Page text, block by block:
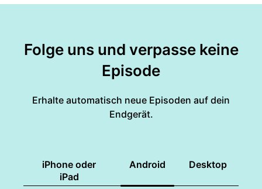
im Nahost, im Irankrieg ist mein Flug gestrichen
Vietnam fest.
Deswegen müssen wir diesmal,
nehmen
aus im Energierecht und du bist auch Hörer der
Energiezone.
Folge uns und verpasse keine
Episode
Erhalte automatisch neue Episoden auf dein
Endgerät.
iPhone oder
iPad
Android Desktop